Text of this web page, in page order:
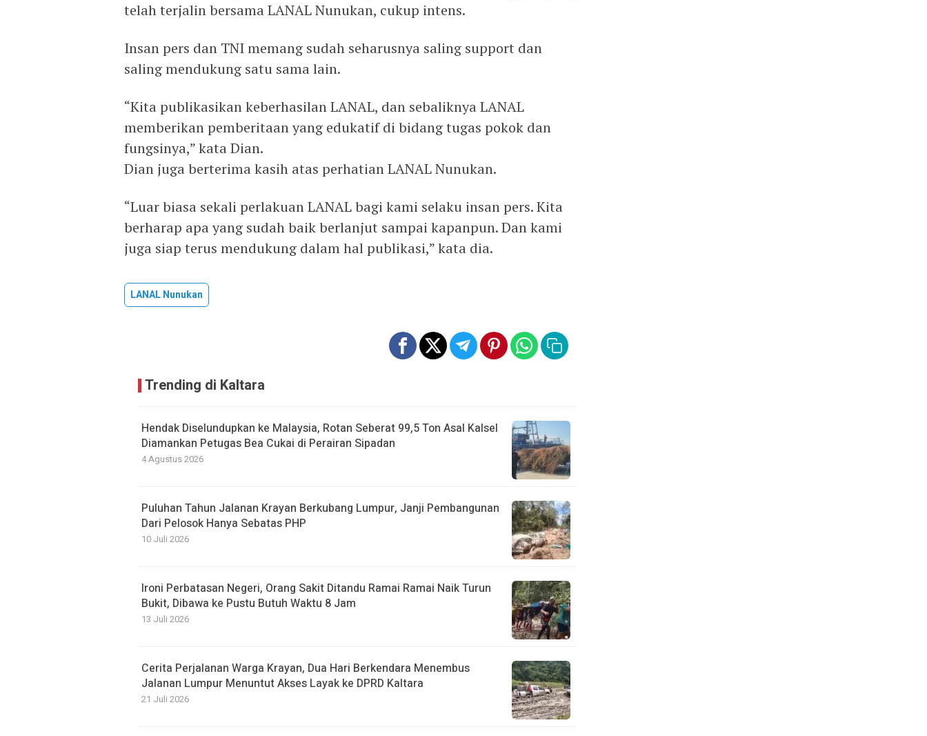
telah terjalin bersama LANAL Nunukan, cukup intens.
Insan pers dan TNI memang sudah seharusnya saling support dan
saling mendukung satu sama lain.
“Kita publikasikan keberhasilan LANAL, dan sebaliknya LANAL
memberikan pemberitaan yang edukatif di bidang tugas pokok dan
fungsinya,” kata Dian.
Dian juga berterima kasih atas perhatian LANAL Nunukan.
“Luar biasa sekali perlakuan LANAL bagi kami selaku insan pers. Kita
berharap apa yang sudah baik berlanjut sampai kapanpun. Dan kami
juga siap terus mendukung dalam hal publikasi,” kata dia.
LANAL Nunukan
Trending di Kaltara
Hendak Diselundupkan ke Malaysia, Rotan Seberat 99,5 Ton Asal Kalsel
Diamankan Petugas Bea Cukai di Perairan Sipadan
4 Agustus 2026
Puluhan Tahun Jalanan Krayan Berkubang Lumpur, Janji Pembangunan
Dari Pelosok Hanya Sebatas PHP
10 Juli 2026
Ironi Perbatasan Negeri, Orang Sakit Ditandu Ramai Ramai Naik Turun
Bukit, Dibawa ke Pustu Butuh Waktu 8 Jam
13 Juli 2026
Cerita Perjalanan Warga Krayan, Dua Hari Berkendara Menembus
Jalanan Lumpur Menuntut Akses Layak ke DPRD Kaltara
21 Juli 2026